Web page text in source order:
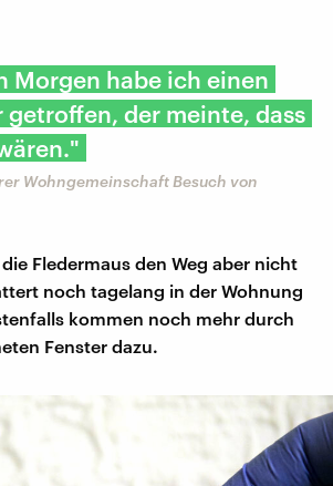
Morgen habe ich einen
der meinte, dass
Wohngemeinschaft Besuch von
Fledermaus den Weg aber nicht
noch tagelang in der Wohnung
kommen noch mehr durch
Fenster dazu.